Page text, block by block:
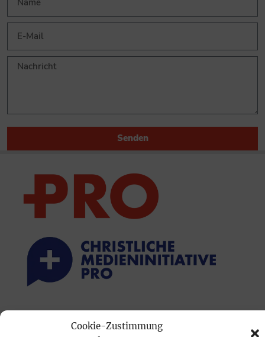
Cookie-Zustimmung
Senden